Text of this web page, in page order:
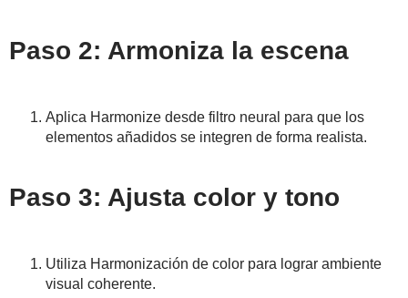
Paso 2: Armoniza la escena
Aplica Harmonize desde filtro neural para que los
elementos añadidos se integren de forma realista.
Paso 3: Ajusta color y tono
Utiliza Harmonización de color para lograr ambiente
visual coherente.